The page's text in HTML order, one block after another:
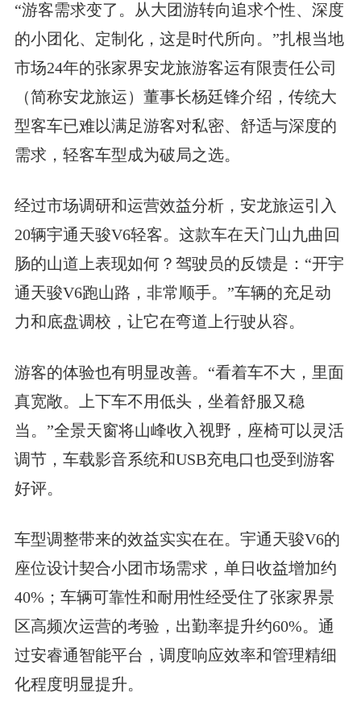
“游客需求变了。从大团游转向追求个性、深度
的小团化、定制化，这是时代所向。”扎根当地
市场24年的张家界安龙旅游客运有限责任公司
（简称安龙旅运）董事长杨廷锋介绍，传统大
型客车已难以满足游客对私密、舒适与深度的
需求，轻客车型成为破局之选。
经过市场调研和运营效益分析，安龙旅运引入
20辆宇通天骏V6轻客。这款车在天门山九曲回
肠的山道上表现如何？驾驶员的反馈是：“开宇
通天骏V6跑山路，非常顺手。”车辆的充足动
力和底盘调校，让它在弯道上行驶从容。
游客的体验也有明显改善。“看着车不大，里面
真宽敞。上下车不用低头，坐着舒服又稳
当。”全景天窗将山峰收入视野，座椅可以灵活
调节，车载影音系统和USB充电口也受到游客
好评。
车型调整带来的效益实实在在。宇通天骏V6的
座位设计契合小团市场需求，单日收益增加约
40%；车辆可靠性和耐用性经受住了张家界景
区高频次运营的考验，出勤率提升约60%。通
过安睿通智能平台，调度响应效率和管理精细
化程度明显提升。